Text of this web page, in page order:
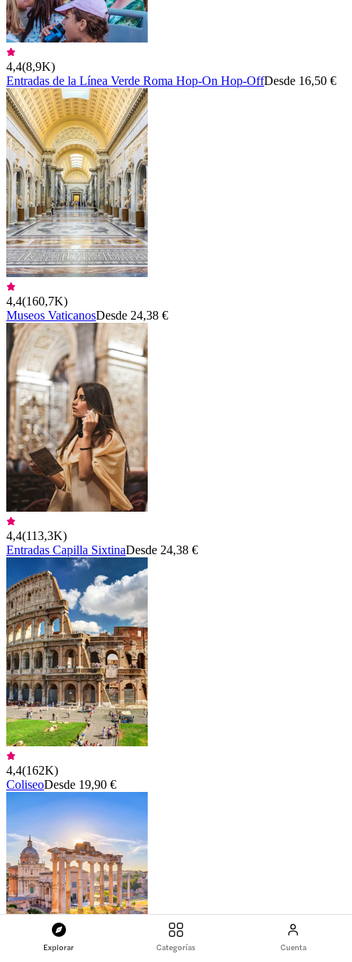
Explorar Categorías Cuenta
4,4(8,9K)
Entradas de la Línea Verde Roma Hop-On Hop-OffDesde 16,50 €
4,4(160,7K)
Museos VaticanosDesde 24,38 €
4,4(113,3K)
Entradas Capilla SixtinaDesde 24,38 €
4,4(162K)
ColiseoDesde 19,90 €